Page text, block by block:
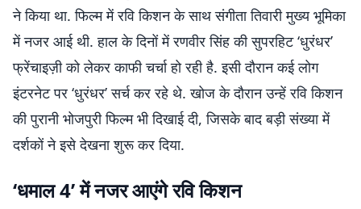
ने किया था. फिल्म में रवि किशन के साथ संगीता तिवारी मुख्य भूमिका
में नजर आई थी. हाल के दिनों में रणवीर सिंह की सुपरहिट ‘धुरंधर’
फ्रेंचाइज़ी को लेकर काफी चर्चा हो रही है. इसी दौरान कई लोग
इंटरनेट पर ‘धुरंधर’ सर्च कर रहे थे. खोज के दौरान उन्हें रवि किशन
की पुरानी भोजपुरी फिल्म भी दिखाई दी, जिसके बाद बड़ी संख्या में
दर्शकों ने इसे देखना शुरू कर दिया.
‘धमाल 4’ में नजर आएंगे रवि किशन